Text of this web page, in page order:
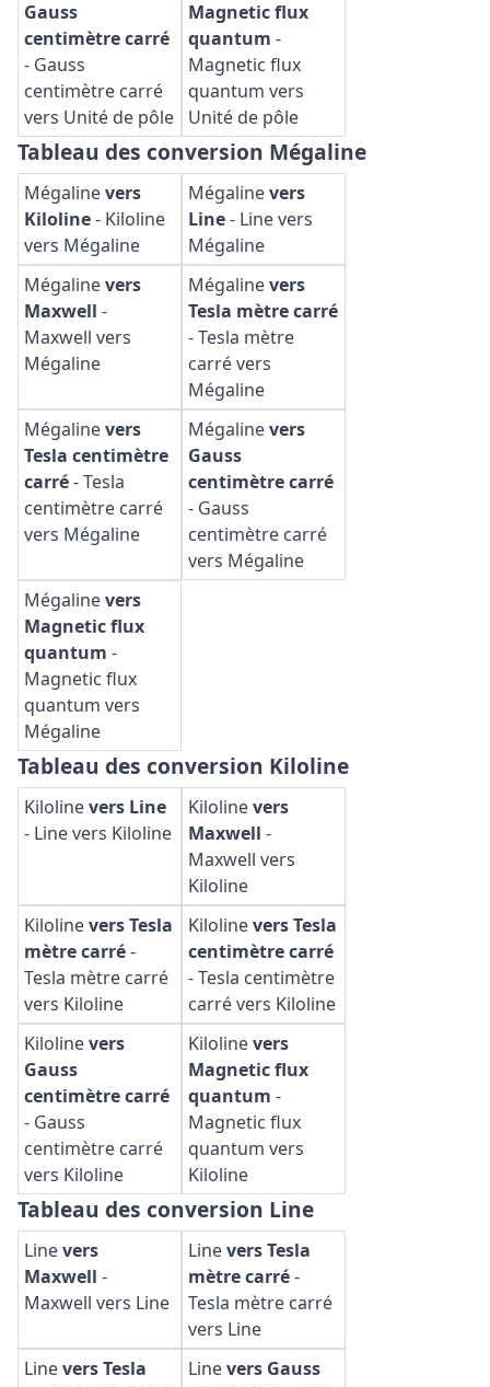
Gauss
centimètre carré
- Gauss
centimètre carré
vers Unité de pôle
Magnetic flux
quantum -
Magnetic flux
quantum vers
Unité de pôle
Tableau des conversion Mégaline
Mégalinevers
Kiloline- Kiloline
vers Mégaline
Mégalinevers
Line- Line vers
Mégaline
Mégalinevers
Maxwell -
Maxwell vers
Mégaline
Mégalinevers
Tesla mètre carré
-Tesla mètre
carré vers
Mégaline
Mégalinevers
Tesla centimètre
carré-Tesla
centimètre carré
vers Mégaline
Mégalinevers
Gauss
centimètre carré
- Gauss
centimètre carré
vers Mégaline
Mégalinevers
Magnetic flux
quantum -
Magnetic flux
quantum vers
Mégaline
Tableau des conversion Kiloline
Kilolinevers Line
- Line vers Kiloline
Kilolinevers
Maxwell -
Maxwell vers
Kiloline
Kilolinevers Tesla
mètre carré-
Tesla mètre carré
vers Kiloline
Kilolinevers Tesla
centimètre carré
-Tesla centimètre
carré vers Kiloline
Kilolinevers
Gauss
centimètre carré
- Gauss
centimètre carré
vers Kiloline
Kilolinevers
Magnetic flux
quantum -
Magnetic flux
quantum vers
Kiloline
Tableau des conversion Line
Linevers
Maxwell -
Maxwell vers Line
Linevers Tesla
mètre carré-
Tesla mètre carré
vers Line
Linevers Tesla
Linevers Gauss